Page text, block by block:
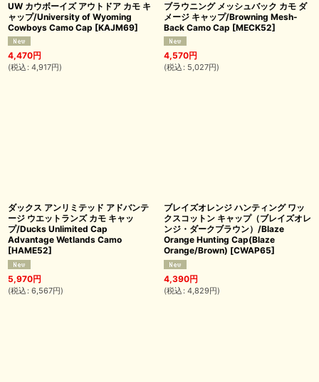
UW カウボーイズ アウトドア カモ キ
ャップ/University of Wyoming
Cowboys Camo Cap [KAJM69]
4,470円
(税込 : 4,917円)
ブラウニング メッシュバック カモ ダ
メージ キャップ/Browning Mesh-
Back Camo Cap [MECK52]
4,570円
(税込 : 5,027円)
ダックス アンリミテッド アドバンテ
ージ ウエットランズ カモ キャッ
プ/Ducks Unlimited Cap
Advantage Wetlands Camo
[HAME52]
5,970円
(税込 : 6,567円)
ブレイズオレンジ ハンティング ワッ
クスコットン キャップ（ブレイズオレ
ンジ・ダークブラウン）/Blaze
Orange Hunting Cap(Blaze
Orange/Brown) [CWAP65]
4,390円
(税込 : 4,829円)